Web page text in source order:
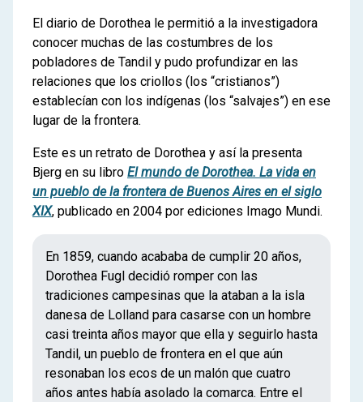
El diario de Dorothea le permitió a la investigadora
conocer muchas de las costumbres de los
pobladores de Tandil y pudo profundizar en las
relaciones que los criollos (los “cristianos”)
establecían con los indígenas (los “salvajes”) en ese
lugar de la frontera.
Este es un retrato de Dorothea y así la presenta
Bjerg en su libro El mundo de Dorothea. La vida en
un pueblo de la frontera de Buenos Aires en el siglo
XIX, publicado en 2004 por ediciones Imago Mundi.
En 1859, cuando acababa de cumplir 20 años,
Dorothea Fugl decidió romper con las
tradiciones campesinas que la ataban a la isla
danesa de Lolland para casarse con un hombre
casi treinta años mayor que ella y seguirlo hasta
Tandil, un pueblo de frontera en el que aún
resonaban los ecos de un malón que cuatro
años antes había asolado la comarca. Entre el